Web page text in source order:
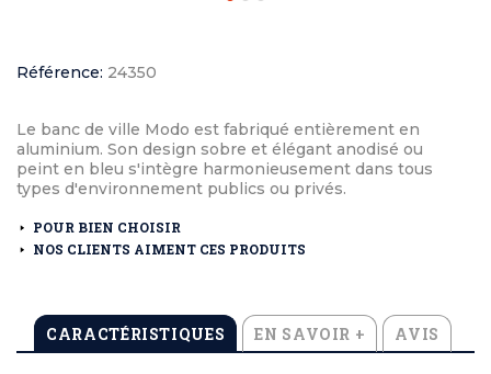
Référence: 24350
Le banc de ville Modo est fabriqué entièrement en
aluminium. Son design sobre et élégant anodisé ou
peint en bleu s'intègre harmonieusement dans tous
types d'environnement publics ou privés.
POUR BIEN CHOISIR
NOS CLIENTS AIMENT CES PRODUITS
CARACTÉRISTIQUES EN SAVOIR + AVIS